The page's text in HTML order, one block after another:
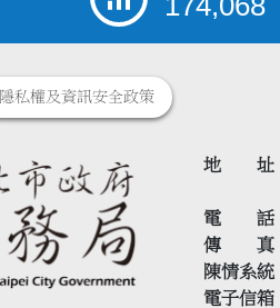
隱私權及資訊安全政策
地 址
電 話
傳 真
陳情系統
電子信箱